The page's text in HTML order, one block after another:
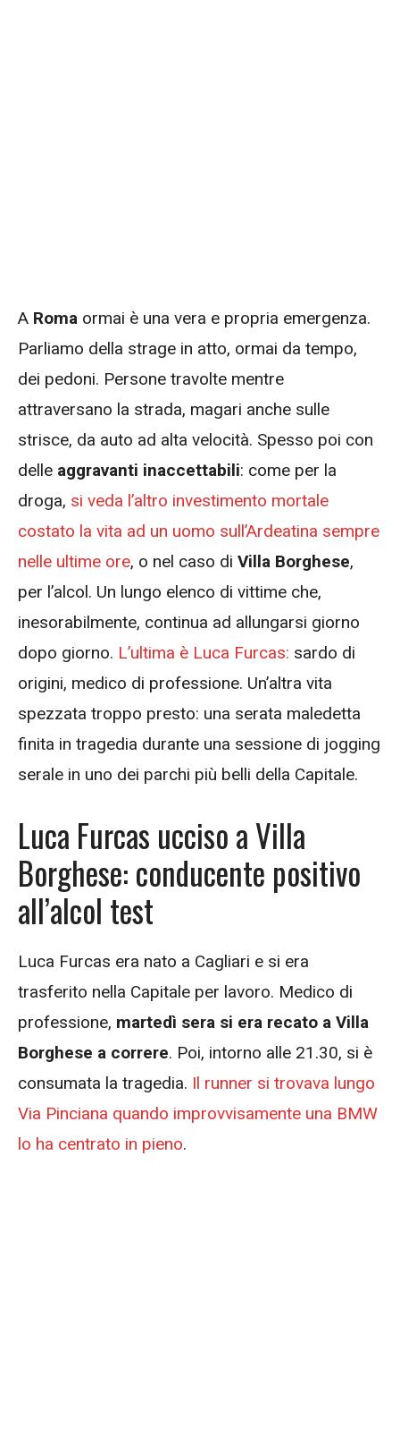
A Roma ormai è una vera e propria emergenza.
Parliamo della strage in atto, ormai da tempo,
dei pedoni. Persone travolte mentre
attraversano la strada, magari anche sulle
strisce, da auto ad alta velocità. Spesso poi con
delle aggravanti inaccettabili: come per la
droga, si veda l’altro investimento mortale
costato la vita ad un uomo sull’Ardeatina sempre
nelle ultime ore, o nel caso di Villa Borghese,
per l’alcol. Un lungo elenco di vittime che,
inesorabilmente, continua ad allungarsi giorno
dopo giorno. L’ultima è Luca Furcas: sardo di
origini, medico di professione. Un’altra vita
spezzata troppo presto: una serata maledetta
finita in tragedia durante una sessione di jogging
serale in uno dei parchi più belli della Capitale.
Luca Furcas ucciso a Villa
Borghese: conducente positivo
all’alcol test
Luca Furcas era nato a Cagliari e si era
trasferito nella Capitale per lavoro. Medico di
professione, martedì sera si era recato a Villa
Borghese a correre. Poi, intorno alle 21.30, si è
consumata la tragedia. Il runner si trovava lungo
Via Pinciana quando improvvisamente una BMW
lo ha centrato in pieno.